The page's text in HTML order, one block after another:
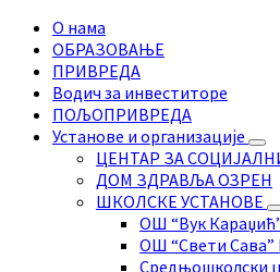
О нама
ОБРАЗОВАЊЕ
ПРИВРЕДА
Водич за инвеститоре
ПОЉОПРИВРЕДА
Установе и организације
ЦЕНТАР ЗА
ДОМ ЗДРАВЉА ОЗРЕН
ШКОЛСКЕ УСТАНОВЕ
ОШ “Вук
ОШ “Свети Сава”
Средњошколски